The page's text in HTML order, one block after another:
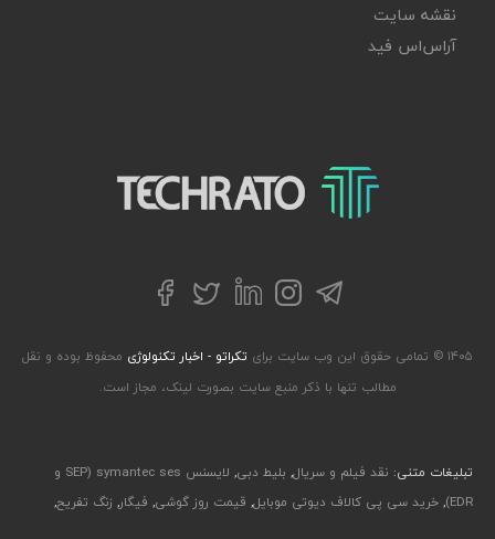
نقشه سایت
آر‌اس‌اس فید
تکراتو – زندگی با تکنولوژی
تلگراماینستاگرام
لینکداینتوییترفیسبوک
۱۴۰۵ © تمامی حقوق این وب سایت برای تکراتو - اخبار تکنولوژی محفوظ بوده و نقل
مطالب تنها با ذکر منبع سایت بصورت لینک، مجاز است.
تبلیغات متنی: نقد فیلم و سریال, بلیط دبی,
لایسنس symantec ses (SEP و
EDR)
, خرید سی پی کالاف دیوتی موبایل, قیمت روز گوشی, فیگار, زنگ تفریح,